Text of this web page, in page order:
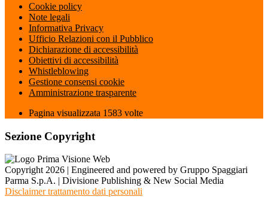
Cookie policy
Note legali
Informativa Privacy
Ufficio Relazioni con il Pubblico
Dichiarazione di accessibilità
Obiettivi di accessibilità
Whistleblowing
Gestione consensi cookie
Amministrazione trasparente
Pagina visualizzata 1583 volte
Sezione Copyright
Copyright 2026 | Engineered and powered by Gruppo Spaggiari
Parma S.p.A. | Divisione Publishing & New Social Media
Disclaimer trattamento dati personali